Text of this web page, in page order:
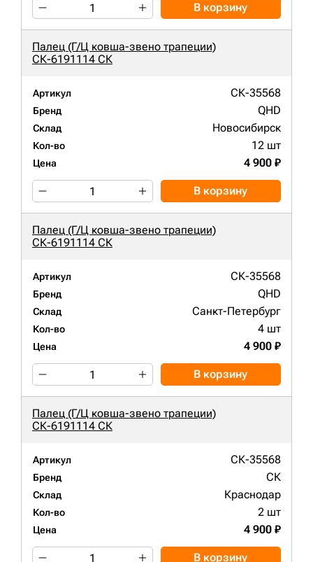
В корзину
Палец (Г/Ц ковша-звено трапеции)
СК-6191114 СК
Артикул СК-35568
Бренд QHD
Склад Новосибирск
Кол-во 12 шт
Цена 4 900 ₽
В корзину
Палец (Г/Ц ковша-звено трапеции)
СК-6191114 СК
Артикул СК-35568
Бренд QHD
Склад Санкт-Петербург
Кол-во 4 шт
Цена 4 900 ₽
В корзину
Палец (Г/Ц ковша-звено трапеции)
СК-6191114 СК
Артикул СК-35568
Бренд СК
Склад Краснодар
Кол-во 2 шт
Цена 4 900 ₽
В корзину